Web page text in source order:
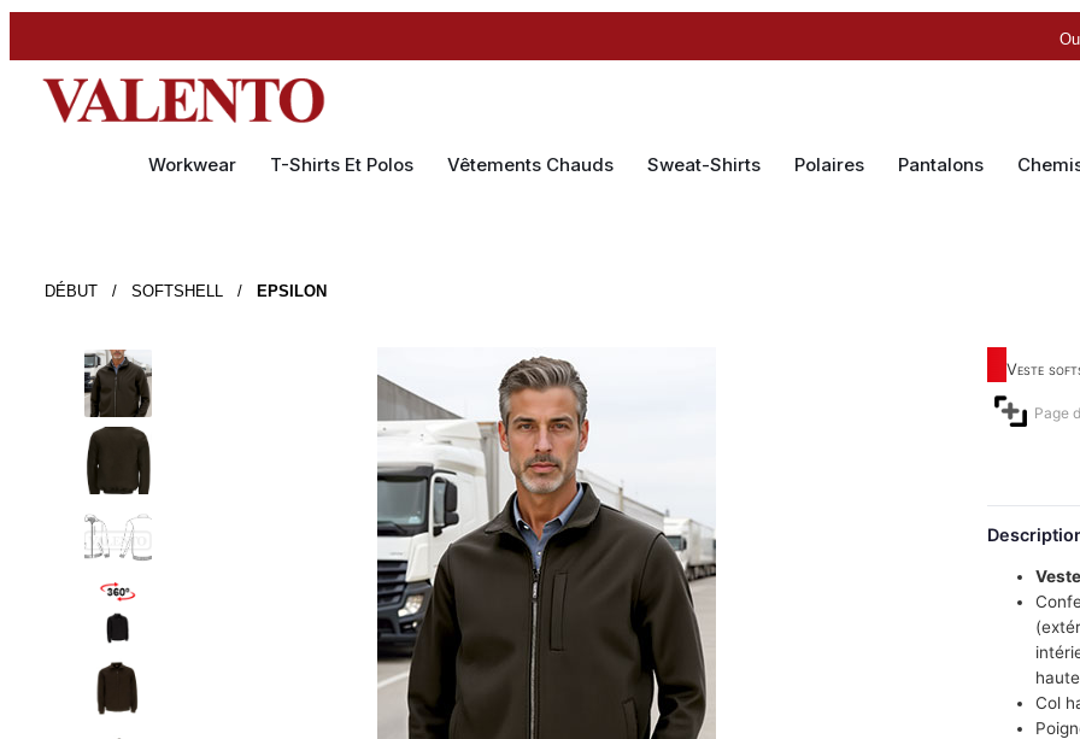
Workwear T-Shirts Et Polos Vêtements Chauds Sweat-Shirts Polaires Pantalons
DÉBUT / SOFTSHELL / EPSILON
Veste
Page
Veste
Col